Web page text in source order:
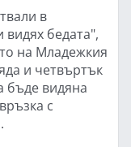
в
бедата",
на Младежкия
и четвъртък
бъде видяна
с